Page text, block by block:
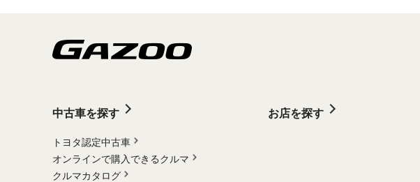
中古車を探す
トヨタ認定中古車
オンラインで購入できるクルマ
クルマカタログ
お店を探す